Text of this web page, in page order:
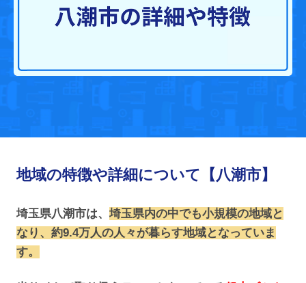
地域の特徴や詳細について【八潮市】
埼玉県八潮市は、 埼玉県内の中でも小規模の地域と
なり、約9.4万人の人々が暮らす地域となっていま
す。